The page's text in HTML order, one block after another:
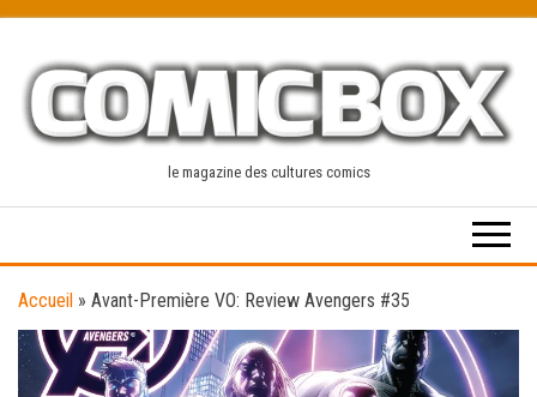
content
le magazine des cultures comics
Accueil » Avant-Première VO: Review Avengers #35